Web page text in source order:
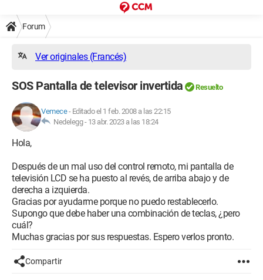
Forum
Ver originales (Francés)
SOS Pantalla de televisor invertida Resuelto
Vemece- Editado el 1 feb. 2008 a las 22:15
Nedelegg - 13 abr. 2023 a las 18:24
Hola,
Después de un mal uso del control remoto, mi pantalla de
televisión LCD se ha puesto al revés, de arriba abajo y de
derecha a izquierda.
Gracias por ayudarme porque no puedo restablecerlo.
Supongo que debe haber una combinación de teclas, ¿pero
cuál?
Muchas gracias por sus respuestas. Espero verlos pronto.
Compartir